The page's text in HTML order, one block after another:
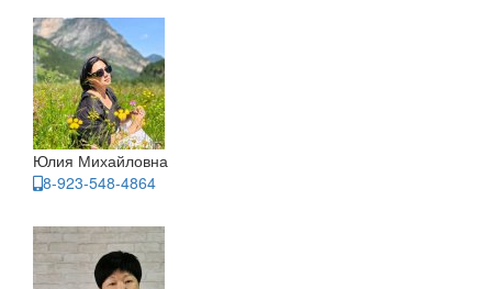
Юлия Михайловна
8-923-548-4864